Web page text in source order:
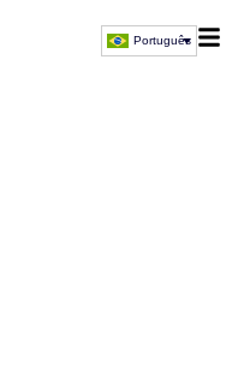
Português